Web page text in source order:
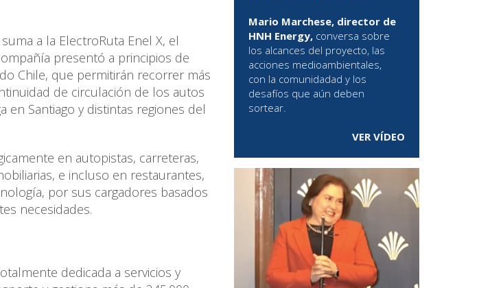
a la ElectroRuta Enel X, el
presentó a principios de
Chile, que permitirán recorrer más
de circulación de los autos
en Santiago y distintas regiones del
en autopistas, carreteras,
e incluso en restaurantes,
por sus cargadores basados
necesidades.
dedicada a servicios y
Mario Marchese, director de
HNH Energy, conversa sobre
los alcances del proyecto, las
acciones medioambientales,
con la comunidadad y los
desafíos que aún deben
sortear.
VER VÍDEO